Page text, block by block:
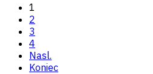
1
2
3
4
Nasl.
Koniec